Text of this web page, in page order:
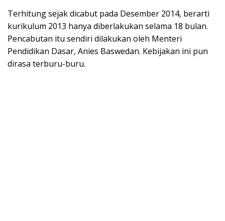
Terhitung sejak dicabut pada Desember 2014, berarti
kurikulum 2013 hanya diberlakukan selama 18 bulan.
Pencabutan itu sendiri dilakukan oleh Menteri
Pendidikan Dasar, Anies Baswedan. Kebijakan ini pun
dirasa terburu-buru.